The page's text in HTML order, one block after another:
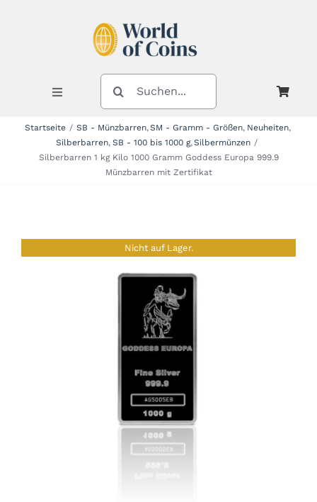
Toggle
Navigation
Angebote
Über Uns
Kontakt
SUCHE
NACH:
Startseite SB - Münzbarren SM - Gramm - Größen Neuheiten
Silberbarren SB - 100 bis 1000 g Silbermünzen
Silberbarren 1 kg Kilo 1000 Gramm Goddess Europa 999.9
Münzbarren mit Zertifikat
Nicht auf Lager.